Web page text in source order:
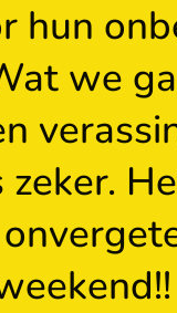
hun
we
zeker.